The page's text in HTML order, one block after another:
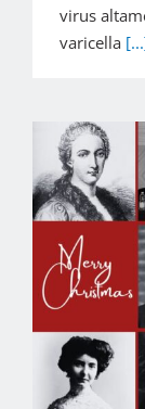
virus
varicella